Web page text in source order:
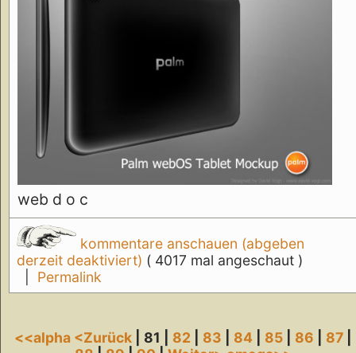
web d o c
kommentare anschauen (abgeben
derzeit deaktiviert) ( 4017 mal angeschaut )
Permalink
<<alpha <Zurück | 81 | 82 83 84 85 86 87